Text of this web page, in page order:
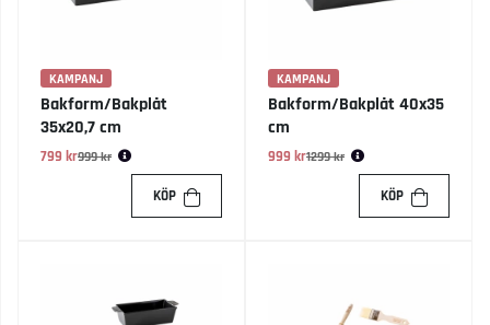
KAMPANJ
Bakform/Bakplåt
35x20,7 cm
799 kr
Ordinarie pris:
999 kr
KÖP
KAMPANJ
Bakform/Bakplåt 40x35
cm
999 kr
Ordinarie pris:
1299 kr
KÖP